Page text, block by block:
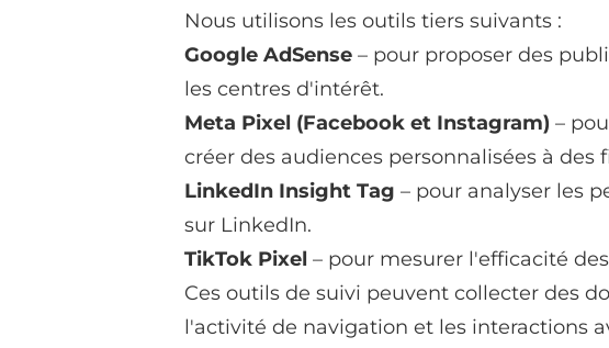
Nous utilisons les outils tiers suivants :
Google AdSense – pour proposer des
les centres d'intérêt.
Meta Pixel (Facebook et Instagram) –
créer des audiences personnalisées à des
LinkedIn Insight Tag – pour analyser les
sur LinkedIn.
TikTok Pixel – pour mesurer l'efficacité
Ces outils de suivi peuvent collecter des
l'activité de navigation et les interactions